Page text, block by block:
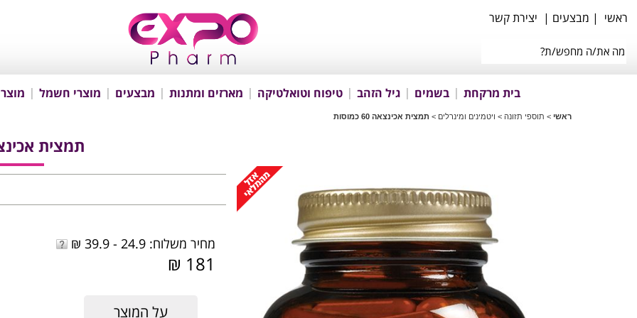
ראשי | מבצעים | יצירת קשר
בית מרקחת בשמים גיל הזהב טיפוח וטואלטיקה מארזים ומתנות מבצעים מוצרי חשמל
ראשי > תוספי תזונה > ויטמינים ומינרלים > תמצית אכינצאה 60 כמוסות
תמצית אכינצאה 60
מחיר משלוח: 24.9 - 39.9 ₪
181 ₪
על המוצר